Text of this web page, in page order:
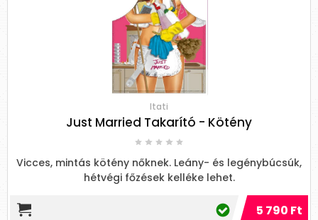
Itati
Just Married Takarító - Kötény
Vicces, mintás kötény nőknek. Leány- és legénybúcsúk,
hétvégi főzések kelléke lehet.
5 790 Ft